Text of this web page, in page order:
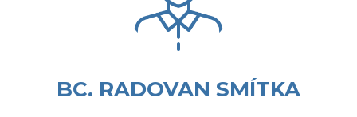
BC. RADOVAN SMÍTKA